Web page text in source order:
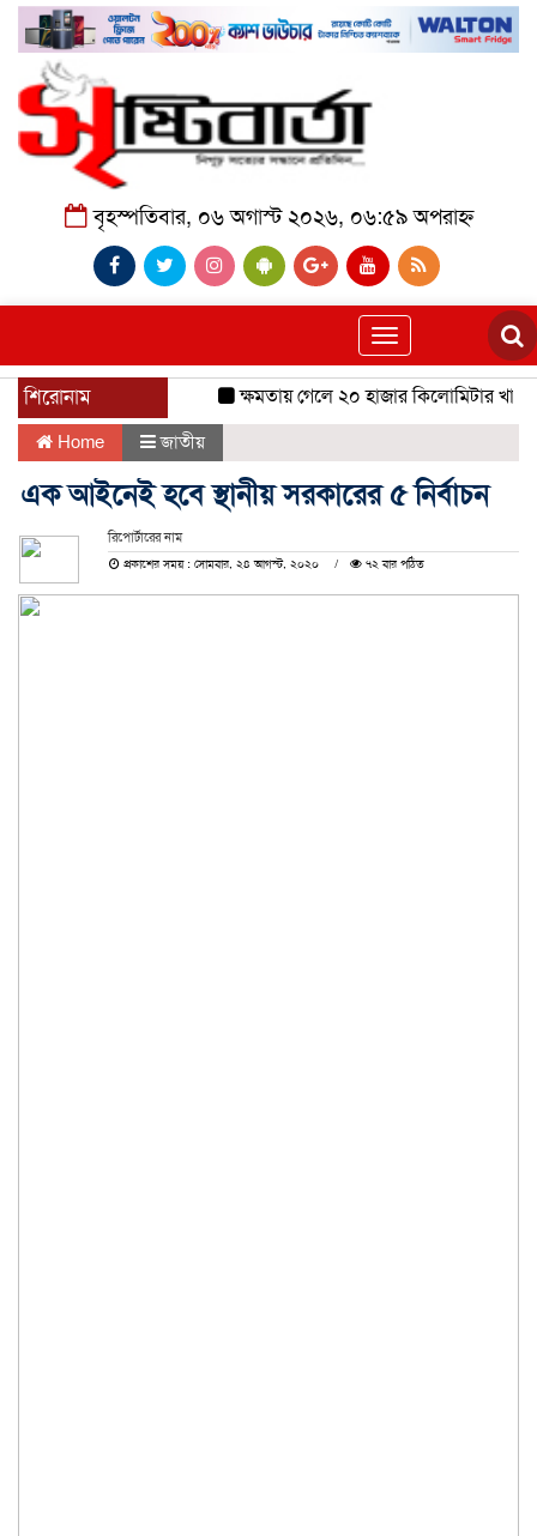
বৃহস্পতিবার, ০৬ অগাস্ট ২০২৬, ০৬:৫৯ অপরাহ্ন
Toggle
navigation
শিরোনাম ক্ষমতায় গেলে ২০ হাজার কিলোমিটার খাল
Home জাতীয়
এক আইনেই হবে স্থানীয় সরকারের ৫ নির্বাচন
রিপোর্টারের নাম
প্রকাশের সময় : সোমবার, ২৪ আগস্ট, ২০২০
৭২ বার পঠিত